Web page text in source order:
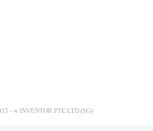
- ∞ INVENTOR PTE LTD (SG)